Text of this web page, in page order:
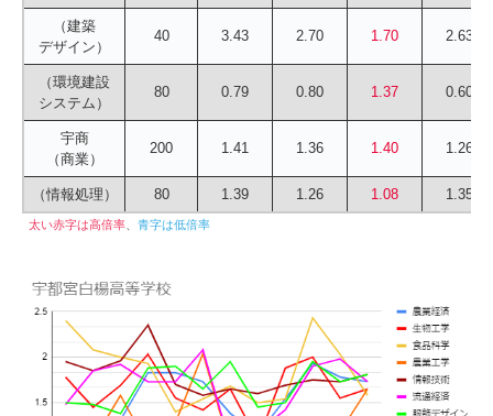
（建築
デザイン）
40 3.43 2.70 1.70 2.63
（環境建設
システム）
80 0.79 0.80 1.37 0.60
宇商
（商業）
200 1.41 1.36 1.40 1.26
（情報処理） 80 1.39 1.26 1.08 1.35
太い赤字は高倍率 青字は低倍率